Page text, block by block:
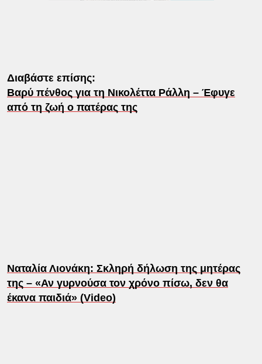
Διαβάστε επίσης:
Βαρύ πένθος για τη Νικολέττα Ράλλη – Έφυγε
από τη ζωή ο πατέρας της
Ναταλία Λιονάκη: Σκληρή δήλωση της μητέρας
της – «Αν γυρνούσα τον χρόνο πίσω, δεν θα
έκανα παιδιά» (Video)